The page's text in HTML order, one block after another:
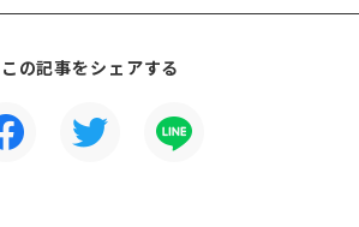
この記事をシェアする